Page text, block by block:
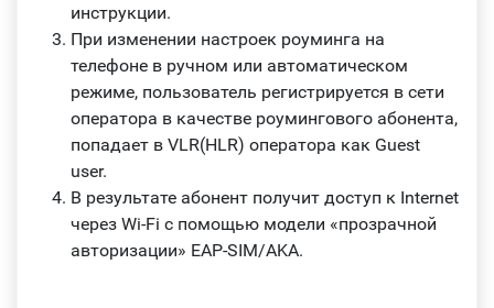
инструкции.
При изменении настроек роуминга на
телефоне в ручном или автоматическом
режиме, пользователь регистрируется в сети
оператора в качестве роумингового абонента,
попадает в VLR(HLR) оператора как Guest
user.
В результате абонент получит доступ к Internet
через Wi-Fi с помощью модели «прозрачной
авторизации» EAP-SIM/AKA.